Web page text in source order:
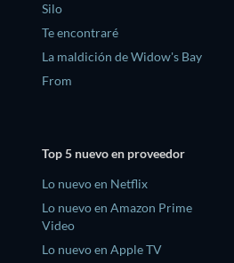
Silo
Te encontraré
La maldición de Widow's Bay
From
Top 5 nuevo en proveedor
Lo nuevo en Netflix
Lo nuevo en Amazon Prime
Video
Lo nuevo en Apple TV